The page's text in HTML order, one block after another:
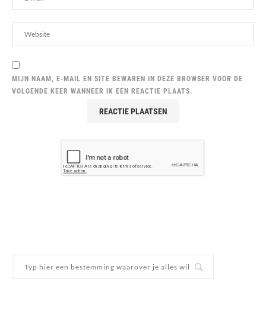
MIJN NAAM, E-MAIL EN SITE BEWAREN IN DEZE BROWSER VOOR DE
VOLGENDE KEER WANNEER IK EEN REACTIE PLAATS.